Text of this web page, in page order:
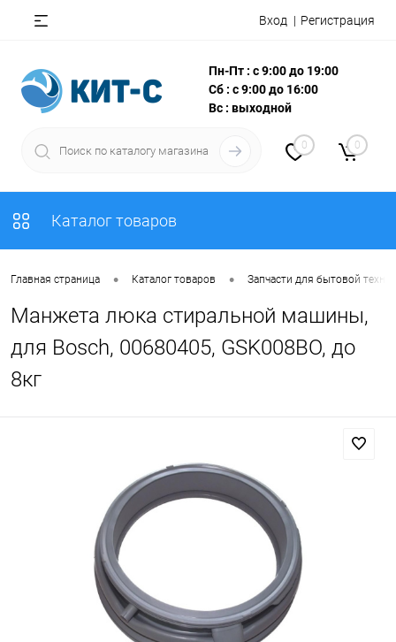
Вход Регистрация
Пн-Пт : с 9:00 до 19:00
Сб : с 9:00 до 16:00
Вс : выходной
0 0
Каталог товаров
Главная страница • Каталог товаров • Запчасти для бытовой
Манжета люка стиральной машины,
для Bosch, 00680405, GSK008BO, до
8кг